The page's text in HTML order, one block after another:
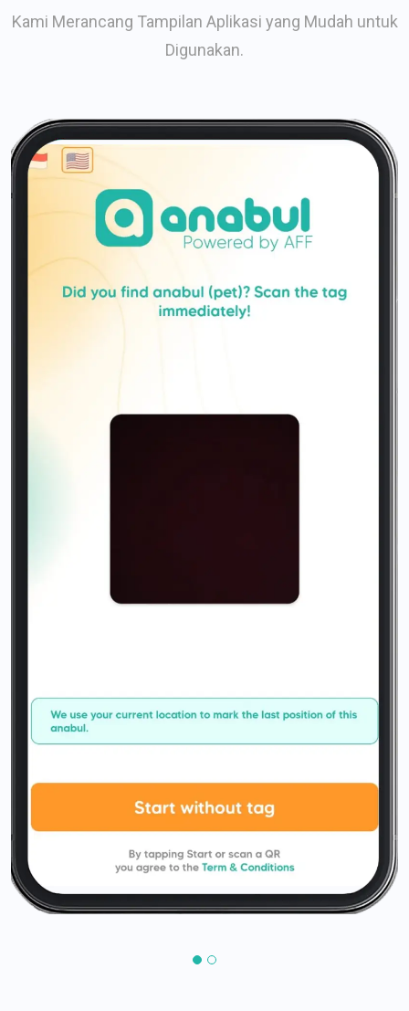
Kami Merancang Tampilan Aplikasi yang Mudah untuk
Digunakan.